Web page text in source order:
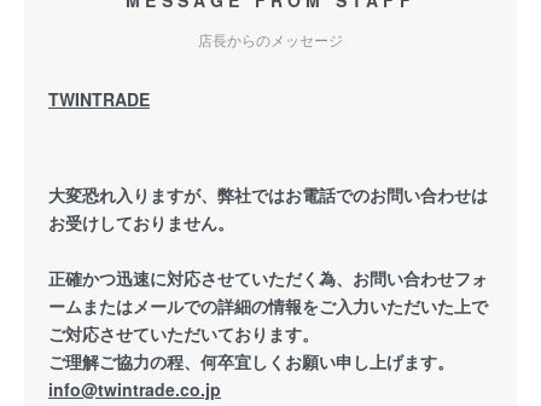
店長からのメッセージ
TWINTRADE
大変恐れ入りますが、弊社ではお電話でのお問い合わせは
お受けしておりません。
正確かつ迅速に対応させていただく為、お問い合わせフォ
ームまたはメールでの詳細の情報をご入力いただいた上で
ご対応させていただいております。
ご理解ご協力の程、何卒宜しくお願い申し上げます。
info@twintrade.co.jp